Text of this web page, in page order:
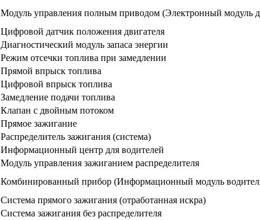
Модуль управления полным приводом (Электронный модуль
Цифровой датчик положения двигателя
Диагностический модуль запаса энергии
Режим отсечки топлива при замедлении
Прямой впрыск топлива
Цифровой впрыск топлива
Замедление подачи топлива
Клапан с двойным потоком
Прямое зажигание
Распределитель зажигания (система)
Информационный центр для водителей
Модуль управления зажиганием распределителя
Комбинированный прибор (Информационный модуль
Система прямого зажигания (отработанная искра)
Система зажигания без распределителя